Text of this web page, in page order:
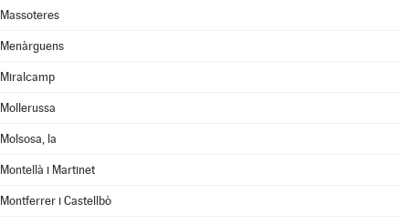
Massoteres
Menàrguens
Miralcamp
Mollerussa
Molsosa, la
Montellà i Martinet
Montferrer i Castellbò